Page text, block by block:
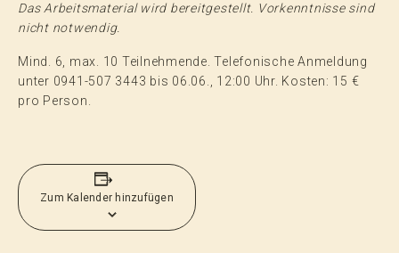
Das Arbeitsmaterial wird bereitgestellt. Vorkenntnisse sind
nicht notwendig.
Mind. 6, max. 10 Teilnehmende. Telefonische Anmeldung
unter 0941-507 3443 bis 06.06., 12:00 Uhr. Kosten: 15 €
pro Person.
Zum Kalender hinzufügen